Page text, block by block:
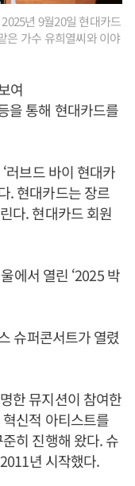
년 9월20일 현대카드
은 가수 유희열씨와 이야
여
을 통해 현대카드를
러브드 바이 현대카
. 현대카드는 장르
다. 현대카드 회원
에서 열린 ‘2025 박
슈퍼콘서트가 열렸
한 뮤지션이 참여한
혁신적 아티스트를
히 진행해 왔다. 슈
년 시작했다.